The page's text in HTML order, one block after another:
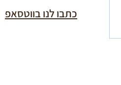
כתבו לנו בווטסאפ